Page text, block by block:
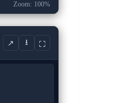
Zoom: 100%
↗ ⭳ ⛶